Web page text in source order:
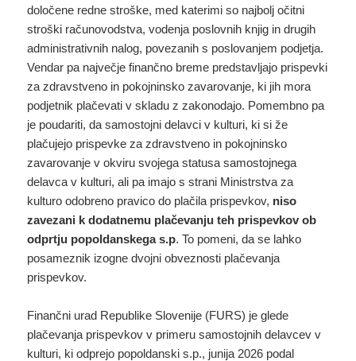
določene redne stroške, med katerimi so najbolj očitni
stroški računovodstva, vodenja poslovnih knjig in drugih
administrativnih nalog, povezanih s poslovanjem podjetja.
Vendar pa največje finančno breme predstavljajo prispevki
za zdravstveno in pokojninsko zavarovanje, ki jih mora
podjetnik plačevati v skladu z zakonodajo. Pomembno pa
je poudariti, da samostojni delavci v kulturi, ki si že
plačujejo prispevke za zdravstveno in pokojninsko
zavarovanje v okviru svojega statusa samostojnega
delavca v kulturi, ali pa imajo s strani Ministrstva za
kulturo odobreno pravico do plačila prispevkov, niso
zavezani k dodatnemu plačevanju teh prispevkov ob
odprtju popoldanskega s.p. To pomeni, da se lahko
posameznik izogne dvojni obveznosti plačevanja
prispevkov.
Finančni urad Republike Slovenije (FURS) je glede
plačevanja prispevkov v primeru samostojnih delavcev v
kulturi, ki odprejo popoldanski s.p., junija 2026 podal